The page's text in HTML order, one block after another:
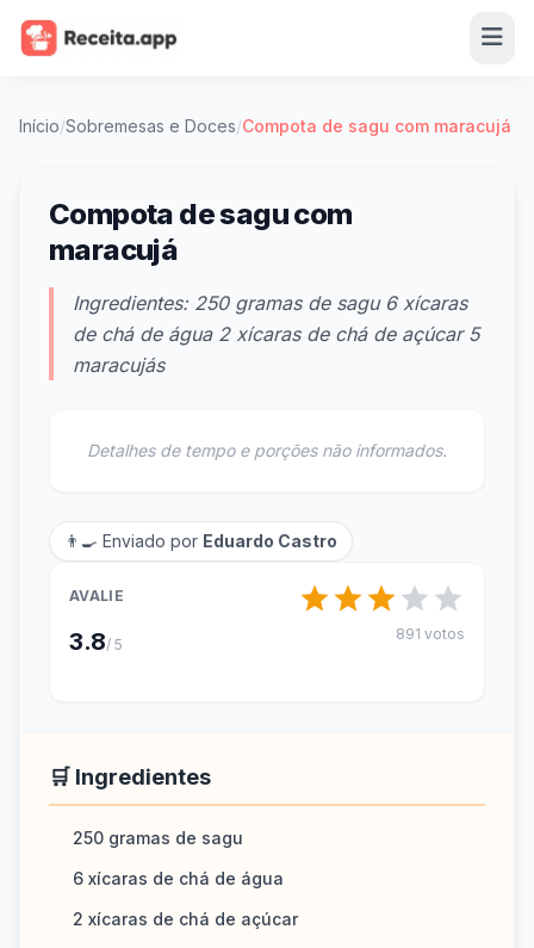
Início/Sobremesas e Doces/Compota de sagu com maracujá
Compota de sagu com
maracujá
Ingredientes: 250 gramas de sagu 6 xícaras
de chá de água 2 xícaras de chá de açúcar 5
maracujás
Detalhes de tempo e porções não informados.
👨‍🍳 Enviado por Eduardo Castro
AVALIE
3.8/ 5
891 votos
🛒 Ingredientes
250 gramas de sagu
6 xícaras de chá de água
2 xícaras de chá de açúcar